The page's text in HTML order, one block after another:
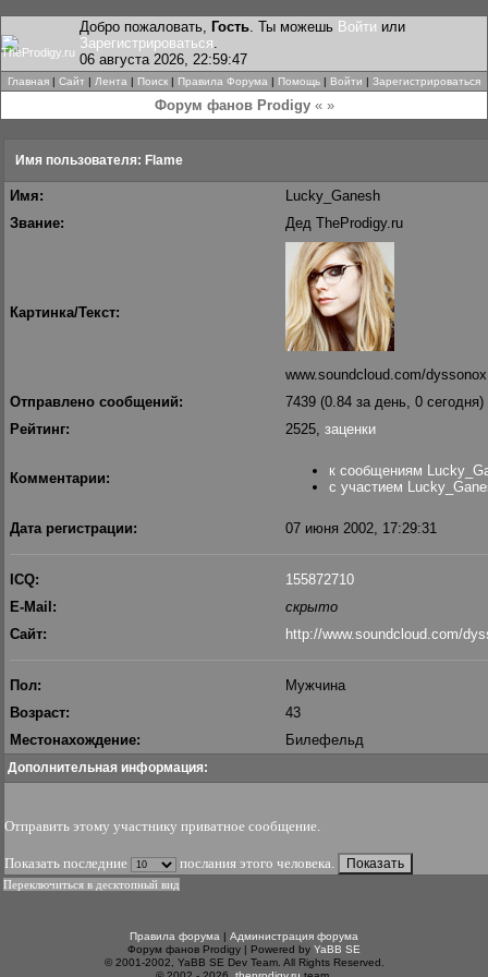
Добро пожаловать, Гость. Ты можешь Войти или
Зарегистрироваться.
06 августа 2026, 22:59:47
Главная | Сайт | Лента | Поиск | Правила Форума | Помощь | Войти | Зарегистрироваться
Форум фанов Prodigy« »
Имя пользователя: Flame
Имя:
Lucky_Ganesh
Звание:
Дед TheProdigy.ru
Картинка/Текст:
www.soundcloud.com/dyssonox
Отправлено сообщений:
7439 (0.84 за день, 0 сегодня)
Рейтинг:
2525, заценки
Комментарии:
к сообщениям
с участием
Дата регистрации: 07 июня 2002, 17:29:31
ICQ:
155872710
E-Mail:
скрыто
Сайт:
http://www.soundcloud.com/
Пол:
Мужчина
Возраст:
43
Местонахождение:
Билефельд
Дополнительная информация:
Отправить этому участнику приватное сообщение.
Показать последние послания этого человека.
Переключиться в десктопный вид
Правила форума | Администрация форума
Форум фанов Prodigy | Powered by YaBB SE
© 2001-2002, YaBB SE Dev Team. All Rights Reserved.